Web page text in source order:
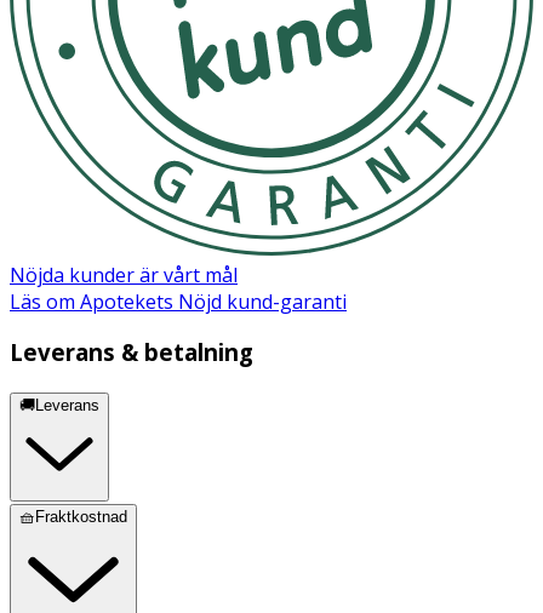
OK för gravida och ammande:
Ja
Ingredienser:
Sköld/Knopp: Polypropen (PP) Sugdel: Silikon
Nöjda kunder är vårt mål
Läs om Apotekets Nöjd kund-garanti
Leverans & betalning
🚚Leverans
🧺Fraktkostnad